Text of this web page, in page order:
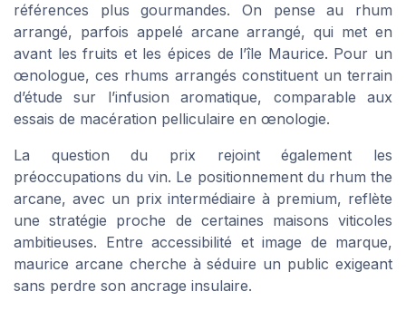
références plus gourmandes. On pense au rhum
arrangé, parfois appelé arcane arrangé, qui met en
avant les fruits et les épices de l’île Maurice. Pour un
œnologue, ces rhums arrangés constituent un terrain
d’étude sur l’infusion aromatique, comparable aux
essais de macération pelliculaire en œnologie.
La question du prix rejoint également les
préoccupations du vin. Le positionnement du rhum the
arcane, avec un prix intermédiaire à premium, reflète
une stratégie proche de certaines maisons viticoles
ambitieuses. Entre accessibilité et image de marque,
maurice arcane cherche à séduire un public exigeant
sans perdre son ancrage insulaire.